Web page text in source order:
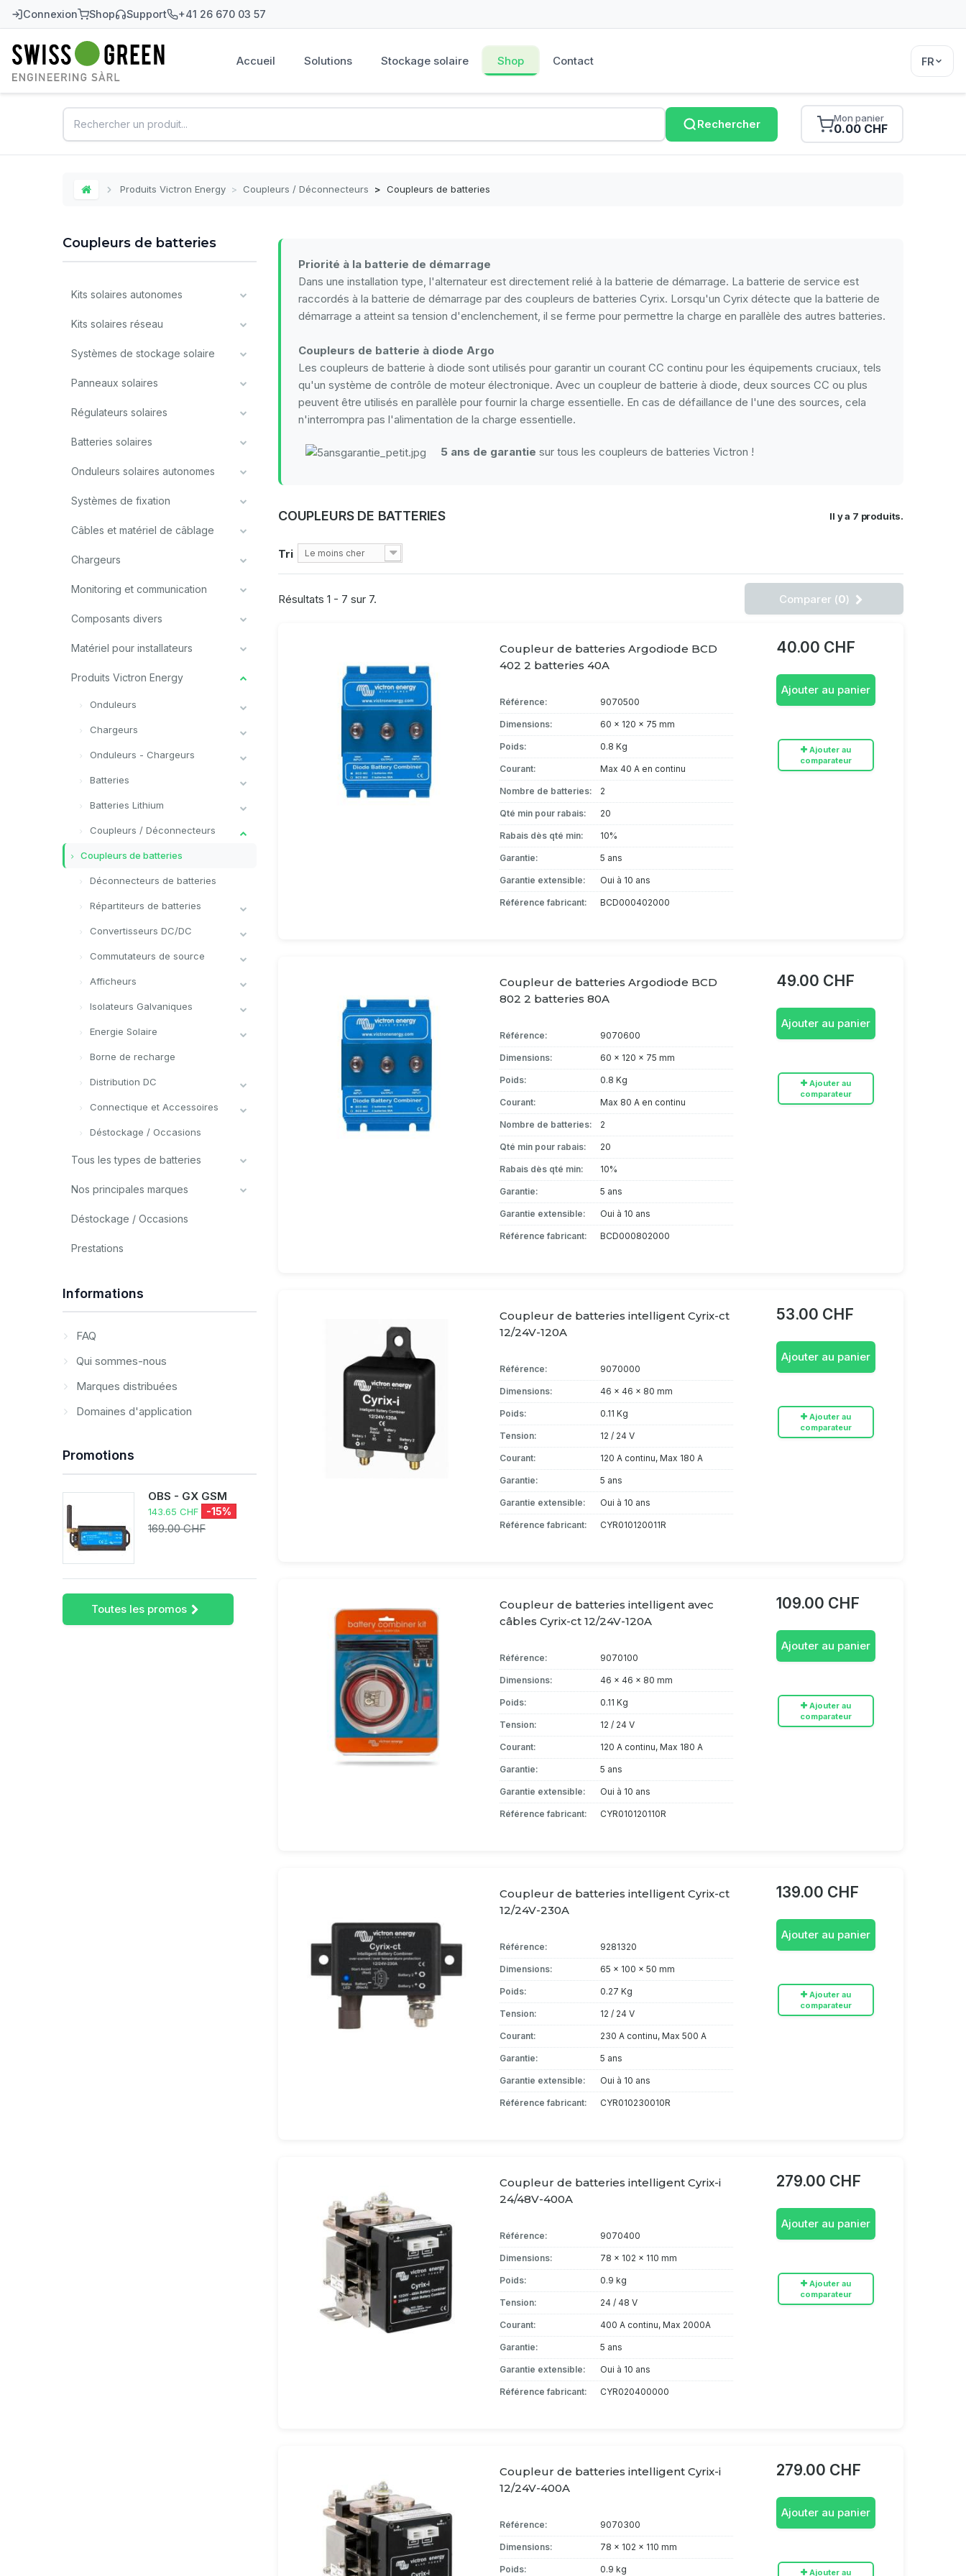
Connexion Shop Support +41 26 670 03 57
Swiss-Green Accueil Solutions Stockage solaire Shop Contact FR
Rechercher Mon panier
0.00 CHF
Home Produits Victron Energy > Coupleurs / Déconnecteurs > Coupleurs de batteries
Coupleurs de batteries
Kits solaires autonomes
Kits solaires réseau
Systèmes de stockage solaire
Panneaux solaires
Régulateurs solaires
Batteries solaires
Onduleurs solaires autonomes
Systèmes de fixation
Câbles et matériel de câblage
Chargeurs
Monitoring et communication
Composants divers
Matériel pour installateurs
Produits Victron Energy
Onduleurs
Chargeurs
Onduleurs - Chargeurs
Batteries
Batteries Lithium
Coupleurs / Déconnecteurs
Coupleurs de batteries
Déconnecteurs de batteries
Répartiteurs de batteries
Convertisseurs DC/DC
Commutateurs de source
Afficheurs
Isolateurs Galvaniques
Energie Solaire
Borne de recharge
Distribution DC
Connectique et Accessoires
Déstockage / Occasions
Tous les types de batteries
Nos principales marques
Déstockage / Occasions
Prestations
Informations
FAQ
Qui sommes-nous
Marques distribuées
Domaines d'application
Promotions
OBS - GX GSM
143.65 CHF -15%
169.00 CHF
Toutes les promos
Priorité à la batterie de démarrage
Dans une installation type, l'alternateur est directement relié à la batterie de démarrage. La batterie de service est
raccordés à la batterie de démarrage par des coupleurs de batteries Cyrix. Lorsqu'un Cyrix détecte que la batterie de
démarrage a atteint sa tension d'enclenchement, il se ferme pour permettre la charge en parallèle des autres batteries.
Coupleurs de batterie à diode Argo
Les coupleurs de batterie à diode sont utilisés pour garantir un courant CC continu pour les équipements cruciaux, tels
qu'un système de contrôle de moteur électronique. Avec un coupleur de batterie à diode, deux sources CC ou plus
peuvent être utilisés en parallèle pour fournir la charge essentielle. En cas de défaillance de l'une des sources, cela
n'interrompra pas l'alimentation de la charge essentielle.
5 ans de garantie sur tous les coupleurs de batteries Victron !
COUPLEURS DE BATTERIES Il y a 7 produits.
Tri Le moins cher
Comparer (0)
Résultats 1 - 7 sur 7.
Coupleur de batteries Argodiode BCD
402 2 batteries 40A
Référence: 9070500
Dimensions: 60 x 120 x 75 mm
Poids: 0.8 Kg
Courant: Max 40 A en continu
Nombre de batteries: 2
Qté min pour rabais: 20
Rabais dès qté min: 10%
Garantie: 5 ans
Garantie extensible: Oui à 10 ans
Référence fabricant: BCD000402000
40.00 CHF
Ajouter au panier
Ajouter au
comparateur
Coupleur de batteries Argodiode BCD
802 2 batteries 80A
Référence: 9070600
Dimensions: 60 x 120 x 75 mm
Poids: 0.8 Kg
Courant: Max 80 A en continu
Nombre de batteries: 2
Qté min pour rabais: 20
Rabais dès qté min: 10%
Garantie: 5 ans
Garantie extensible: Oui à 10 ans
Référence fabricant: BCD000802000
49.00 CHF
Ajouter au panier
Ajouter au
comparateur
Coupleur de batteries intelligent Cyrix-ct
12/24V-120A
Référence: 9070000
Dimensions: 46 x 46 x 80 mm
Poids: 0.11 Kg
Tension: 12 / 24 V
Courant: 120 A continu, Max 180 A
Garantie: 5 ans
Garantie extensible: Oui à 10 ans
Référence fabricant: CYR010120011R
53.00 CHF
Ajouter au panier
Ajouter au
comparateur
Coupleur de batteries intelligent avec
câbles Cyrix-ct 12/24V-120A
Référence: 9070100
Dimensions: 46 x 46 x 80 mm
Poids: 0.11 Kg
Tension: 12 / 24 V
Courant: 120 A continu, Max 180 A
Garantie: 5 ans
Garantie extensible: Oui à 10 ans
Référence fabricant: CYR010120110R
109.00 CHF
Ajouter au panier
Ajouter au
comparateur
Coupleur de batteries intelligent Cyrix-ct
12/24V-230A
Référence: 9281320
Dimensions: 65 x 100 x 50 mm
Poids: 0.27 Kg
Tension: 12 / 24 V
Courant: 230 A continu, Max 500 A
Garantie: 5 ans
Garantie extensible: Oui à 10 ans
Référence fabricant: CYR010230010R
139.00 CHF
Ajouter au panier
Ajouter au
comparateur
Coupleur de batteries intelligent Cyrix-i
24/48V-400A
Référence: 9070400
Dimensions: 78 x 102 x 110 mm
Poids: 0.9 kg
Tension: 24 / 48 V
Courant: 400 A continu, Max 2000A
Garantie: 5 ans
Garantie extensible: Oui à 10 ans
Référence fabricant: CYR020400000
279.00 CHF
Ajouter au panier
Ajouter au
comparateur
Coupleur de batteries intelligent Cyrix-i
12/24V-400A
Référence: 9070300
Dimensions: 78 x 102 x 110 mm
Poids: 0.9 kg
279.00 CHF
Ajouter au panier
Ajouter au